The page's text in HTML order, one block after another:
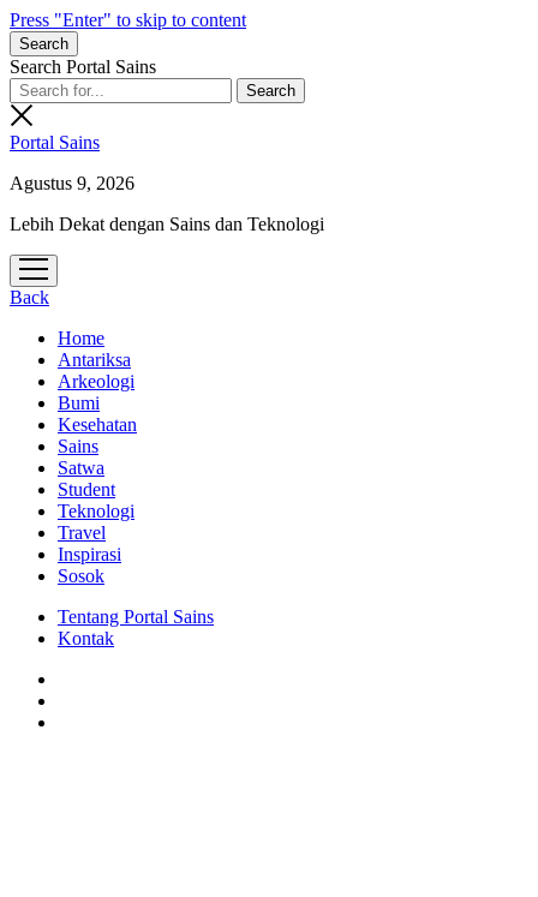
Press "Enter" to skip to content
Search
Search Portal Sains
Portal Sains
Agustus 9, 2026
Lebih Dekat dengan Sains dan Teknologi
open
menu
Back
Home
Antariksa
Arkeologi
Bumi
Kesehatan
Sains
Satwa
Student
Teknologi
Travel
Inspirasi
Sosok
Tentang Portal Sains
Kontak